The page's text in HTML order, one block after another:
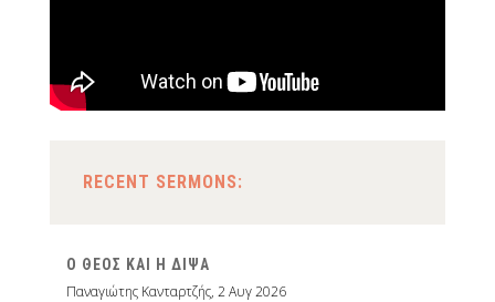
RECENT SERMONS:
Ο ΘΕΟΣ ΚΑΙ Η ΔΙΨΑ
Παναγιώτης Κανταρτζής, 2 Αυγ 2026